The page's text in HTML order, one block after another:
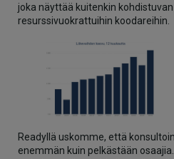
joka näyttää kuitenkin
resurssivuokrattuihin koodareihin.
Readyllä uskomme, että
enemmän kuin pelkästään